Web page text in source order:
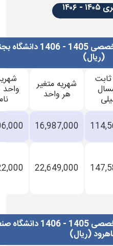
شهریه نوبت دوم دکتری تخصصی 1405 - 1406 دانشگاه بجنورد
شهریه متغیر
هر واحد
شهریه هر
واحد پایان
16,987,000
21,706,000
22,649,000
26,422,000
شهریه نوبت دوم دکتری تخصصی 1405 - 1406 دانشگاه صنعتی